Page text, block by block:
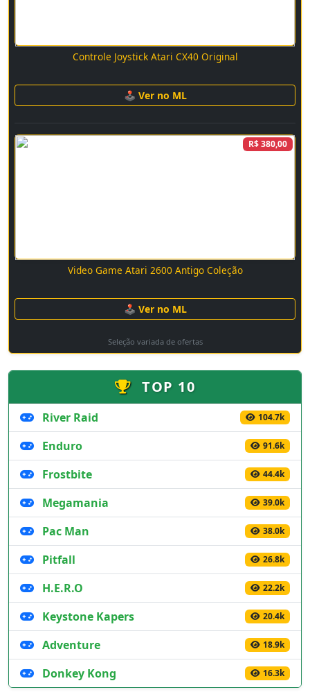
Controle Joystick Atari CX40 Original
🕹 Ver no ML
R$ 380,00
Video Game Atari 2600 Antigo Coleção
🕹 Ver no ML
Seleção variada de ofertas
TOP 10
River Raid 104.7k
Enduro 91.6k
Frostbite 44.4k
Megamania 39.0k
Pac Man 38.0k
Pitfall 26.8k
H.E.R.O 22.2k
Keystone Kapers 20.4k
Adventure 18.9k
Donkey Kong 16.3k